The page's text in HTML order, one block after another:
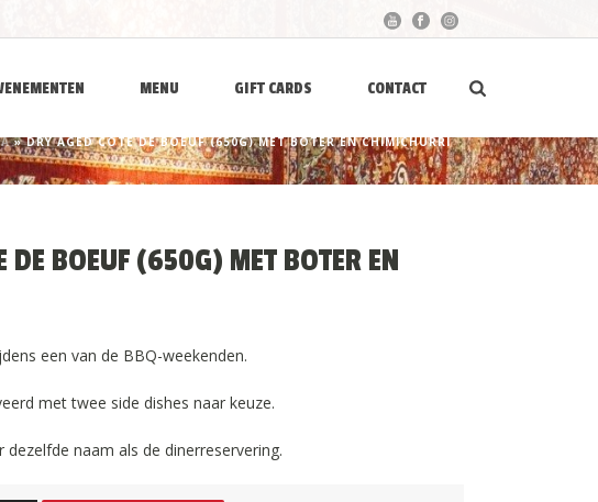
MENU GIFT CARDS CONTACT
»DRY AGED CÔTE DE BOEUF (650G) MET BOTER EN CHIMICHURRI
DE BOEUF (650G) MET BOTER EN
een van de BBQ-weekenden.
met twee side dishes naar keuze.
naam als de dinerreservering.